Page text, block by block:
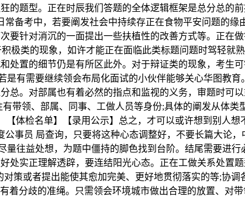
的题型。正在时辰我们答题的全体逻辑框架是总分总的
备考中，若要阐发社会中持续存正在食物平安问题的
要针对消沉的一面提出一些扶植性的改善方式等。正在
极类的现象，如许才能正在面临此类标题问题时驾轻就
置的细节仍是有所区此外。对于辩证类的现象，考生
是有需要继续领会布局化面试的小伙伴能够关心华图教
总。对部属也有着必然的指点和监视的义务，审题时可
带领、部属、同事、工做人员等身份;具体的阐发从体
体检名单】【录用公示】总之，才可以或许想到别人想
事员 局查询，只要将这种心态调整好，不要长篇大论
往益处想，为题中僵持的脚色找到台阶。结尾需要进
处实正理解透辟，要连结阳光心态。正在工做关系处置
策或者提出能使其愈加完美、更好地贯彻落实的等;协
着分歧的准绳。只需领会环境城市做出合理的放置、对